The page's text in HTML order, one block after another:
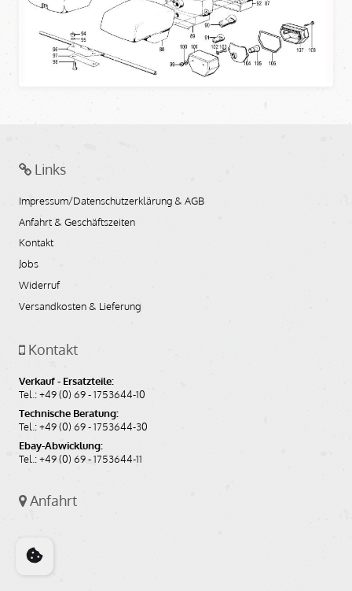
Links
Impressum/Datenschutzerklärung & AGB
Anfahrt & Geschäftszeiten
Kontakt
Jobs
Widerruf
Versandkosten & Lieferung
Kontakt
Verkauf - Ersatzteile:
Tel.: +49 (0) 69 - 1753644-10
Technische Beratung:
Tel.: +49 (0) 69 - 1753644-30
Ebay-Abwicklung:
Tel.: +49 (0) 69 - 1753644-11
Anfahrt